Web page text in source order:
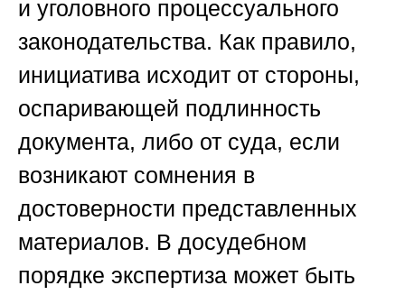
и уголовного процессуального
законодательства. Как правило,
инициатива исходит от стороны,
оспаривающей подлинность
документа, либо от суда, если
возникают сомнения в
достоверности представленных
материалов. В досудебном
порядке экспертиза может быть